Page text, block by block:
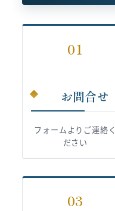
01
お問合せ
フォームよりご連絡く
ださい
03